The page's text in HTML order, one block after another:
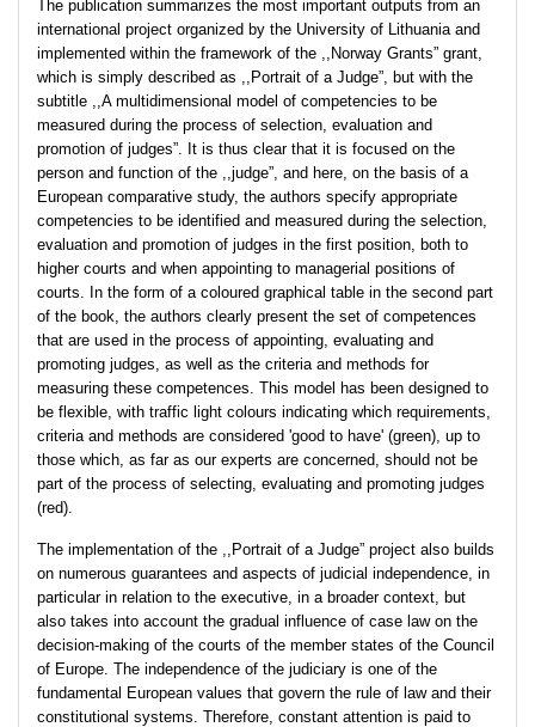
The publication summarizes the most important outputs from an
international project organized by the University of Lithuania and
implemented within the framework of the ,,Norway Grants” grant,
which is simply described as ,,Portrait of a Judge”, but with the
subtitle ,,A multidimensional model of competencies to be
measured during the process of selection, evaluation and
promotion of judges”. It is thus clear that it is focused on the
person and function of the ,,judge”, and here, on the basis of a
European comparative study, the authors specify appropriate
competencies to be identified and measured during the selection,
evaluation and promotion of judges in the first position, both to
higher courts and when appointing to managerial positions of
courts. In the form of a coloured graphical table in the second part
of the book, the authors clearly present the set of competences
that are used in the process of appointing, evaluating and
promoting judges, as well as the criteria and methods for
measuring these competences. This model has been designed to
be flexible, with traffic light colours indicating which requirements,
criteria and methods are considered 'good to have' (green), up to
those which, as far as our experts are concerned, should not be
part of the process of selecting, evaluating and promoting judges
(red).
The implementation of the ,,Portrait of a Judge” project also builds
on numerous guarantees and aspects of judicial independence, in
particular in relation to the executive, in a broader context, but
also takes into account the gradual influence of case law on the
decision-making of the courts of the member states of the Council
of Europe. The independence of the judiciary is one of the
fundamental European values that govern the rule of law and their
constitutional systems. Therefore, constant attention is paid to